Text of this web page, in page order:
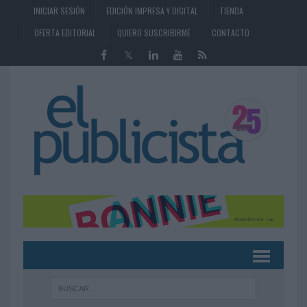
INICIAR SESIÓN EDICIÓN IMPRESA Y DIGITAL
TIENDA
OFERTA EDITORIAL
QUIERO SUSCRIBIRME CONTACTO